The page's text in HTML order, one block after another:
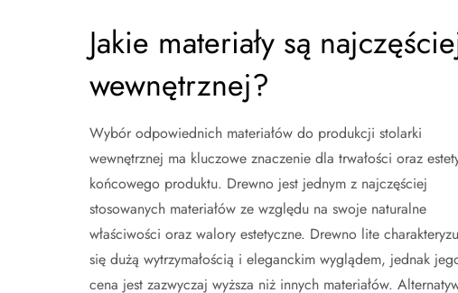
Jakie materiały są
wewnętrznej?
Wybór odpowiednich materiałów do produkcji stolarki
wewnętrznej ma kluczowe znaczenie dla trwałości oraz
końcowego produktu. Drewno jest jednym z najczęściej
stosowanych materiałów ze względu na swoje naturalne
właściwości oraz walory estetyczne. Drewno lite
się dużą wytrzymałością i eleganckim wyglądem, jednak
cena jest zazwyczaj wyższa niż innych materiałów.